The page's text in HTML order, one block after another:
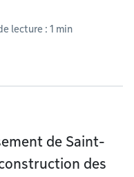
lecture : 1 min
de Saint-
des